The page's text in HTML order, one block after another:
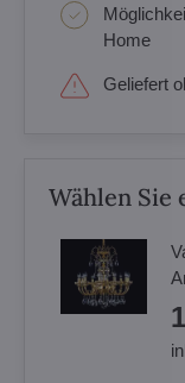
Home
Geliefert
Wählen Sie